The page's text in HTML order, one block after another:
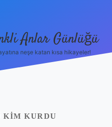
Anlar Günlüğü
neşe katan kısa hikayeler!
KURDU